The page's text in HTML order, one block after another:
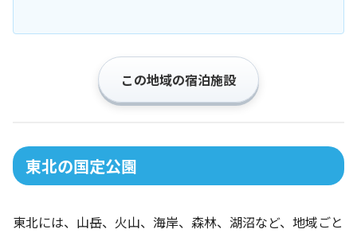
この地域の宿泊施設
東北の国定公園
東北には、山岳、火山、海岸、森林、湖沼など、地域ごと